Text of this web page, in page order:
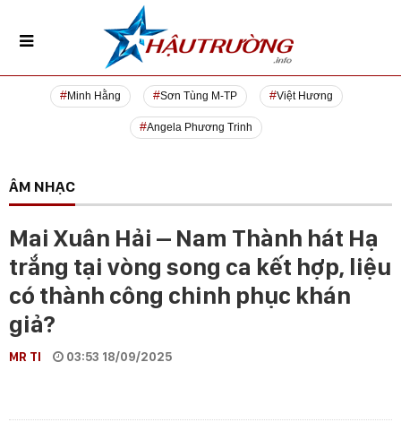
Minh Hằng Sơn Tùng M-TP Việt Hương
Angela Phương Trinh
ÂM NHẠC
Mai Xuân Hải – Nam Thành hát Hạ
trắng tại vòng song ca kết hợp, liệu
có thành công chinh phục khán
giả?
MR TI 03:53 18/09/2025